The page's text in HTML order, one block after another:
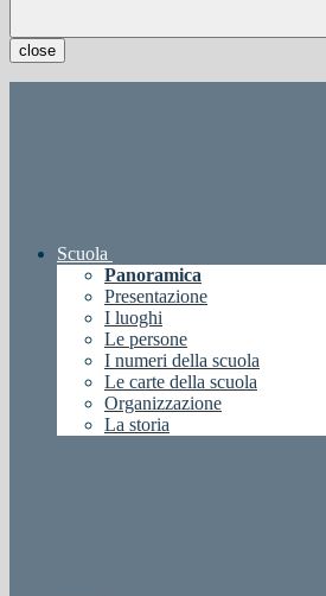
close
Scuola
Panoramica
Presentazione
I luoghi
Le persone
I numeri della scuola
Le carte della scuola
Organizzazione
La storia